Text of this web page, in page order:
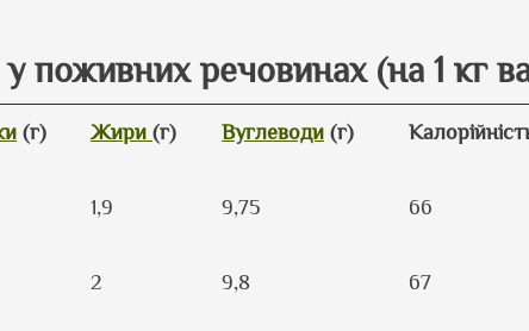
поживних речовинах (на 1 кг
(г) Жири (г) Вуглеводи (г)
1,9 9,75 66
2 9,8 67